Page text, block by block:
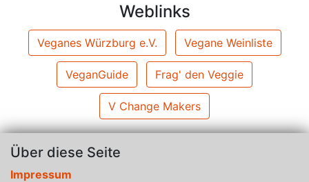
Weblinks
Veganes Würzburg e.V. Vegane Weinliste
VeganGuide Frag' den Veggie
V Change Makers
Über diese Seite
Impressum